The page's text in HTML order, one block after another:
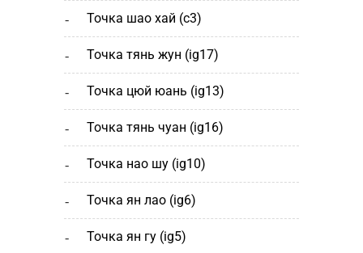
точка шао хай (с3)
точка тянь жун (ig17)
точка цюй юань (ig13)
точка тянь чуан (ig16)
точка нао шу (ig10)
точка ян лао (ig6)
точка ян гу (ig5)